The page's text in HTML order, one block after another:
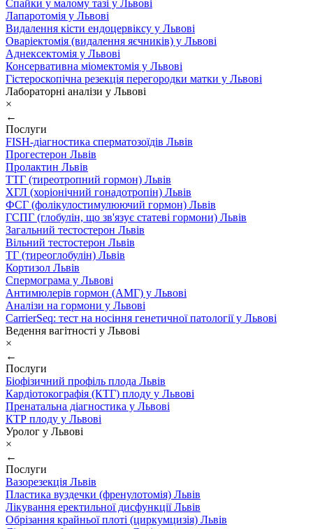
Спайки у малому тазі у Львові
Лапаротомія у Львові
Видалення кісти ендоцервіксу у Львові
Оваріектомія (видалення яєчників) у Львові
Аднексектомія у Львові
Консервативна міомектомія у Львові
Гістероскопічна резекція перегородки матки у Львові
Лабораторні аналізи у Львові
×
←
Послуги
FISH-діагностика сперматозоїдів Львів
Прогестерон Львів
Пролактин Львів
ТТГ (тиреотропний гормон) Львів
ХГЛ (хоріонічний гонадотропін) Львів
ФСГ (фолікулостимулюючий гормон) Львів
ГСПГ (глобулін, що зв'язує статеві гормони) Львів
Загальний тестостерон Львів
Вільний тестостерон Львів
ТГ (тиреоглобулін) Львів
Кортизол Львів
Спермограма у Львові
Антимюлерів гормон (АМГ) у Львові
Аналізи на гормони у Львові
CarrierSeq: тест на носіння генетичної патології у Львові
Ведення вагітності у Львові
×
←
Послуги
Біофізичний профіль плода Львів
Кардіотокографія (КТГ) плоду у Львові
Пренатальна діагностика у Львові
КТР плоду у Львові
Уролог у Львові
×
←
Послуги
Вазорезекція Львів
Пластика вуздечки (френулотомія) Львів
Лікування еректильної дисфункції Львів
Обрізання крайньої плоті (циркумцизія) Львів